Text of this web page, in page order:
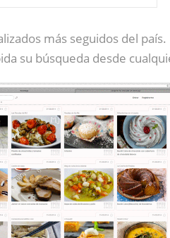
más seguidos del
su búsqueda desde